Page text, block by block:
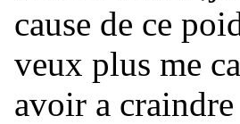
cause de ce
veux plus me
avoir a